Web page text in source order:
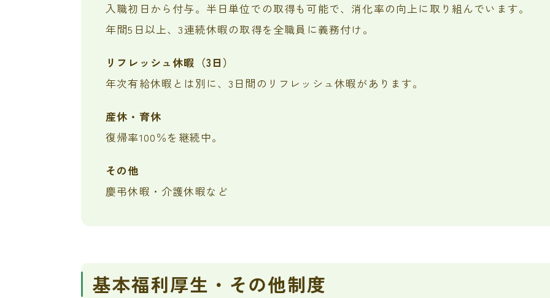
入職初日から付与。半日単位での取得も可能で、消化率の向上に取り組んでいます。
年間5日以上、3連続休暇の取得を全職員に義務付け。
リフレッシュ休暇（3日）
年次有給休暇とは別に、3日間のリフレッシュ休暇があります。
産休・育休
復帰率100％を継続中。
その他
慶弔休暇・介護休暇など
基本福利厚生・その他制度